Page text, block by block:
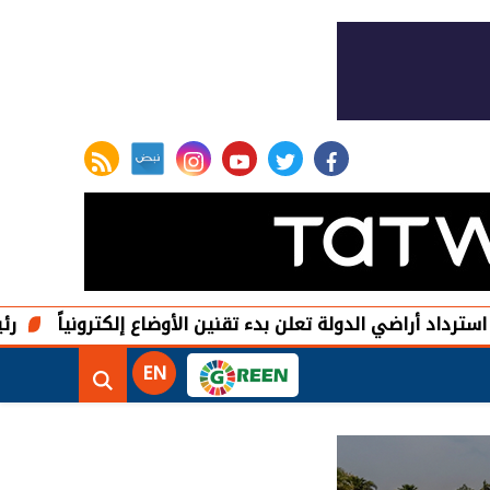
facebook
twitter
youtube
instagram
rss feed
رئيس
الدولة تعلن بدء تقنين الأوضاع إلكترونياً
EN